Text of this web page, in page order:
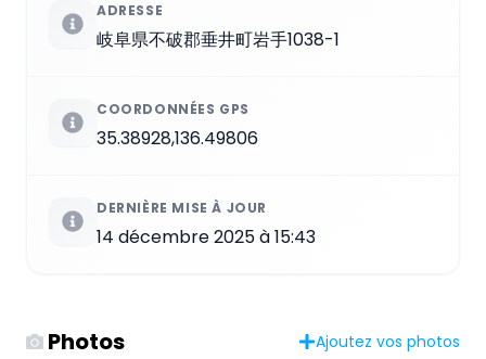
ADRESSE
岐阜県不破郡垂井町岩手1038-1
COORDONNÉES GPS
35.38928,136.49806
DERNIÈRE MISE À JOUR
14 décembre 2025 à 15:43
Photos Ajoutez vos photos